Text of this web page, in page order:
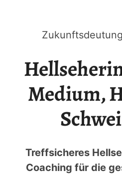
Medium,
Treffsicheres
Coaching für die